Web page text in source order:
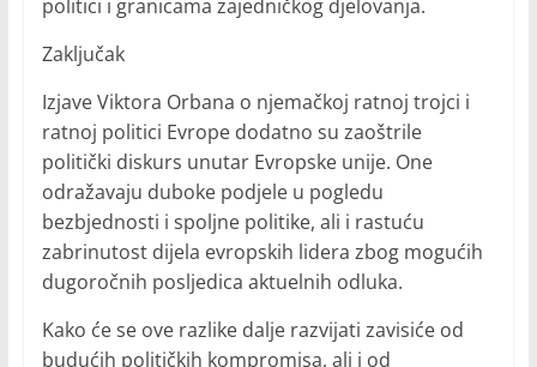
politici i granicama zajedničkog djelovanja.
Zaključak
Izjave Viktora Orbana o njemačkoj ratnoj trojci i
ratnoj politici Evrope dodatno su zaoštrile
politički diskurs unutar Evropske unije. One
odražavaju duboke podjele u pogledu
bezbjednosti i spoljne politike, ali i rastuću
zabrinutost dijela evropskih lidera zbog mogućih
dugoročnih posljedica aktuelnih odluka.
Kako će se ove razlike dalje razvijati zavisiće od
budućih političkih kompromisa, ali i od